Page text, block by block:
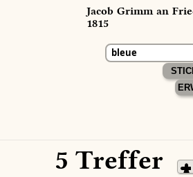
Jacob Grimm an
1815
5 Treffer